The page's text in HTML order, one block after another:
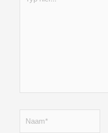
hier...